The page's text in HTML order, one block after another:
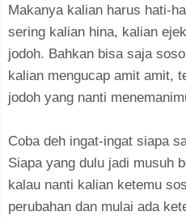
Makanya kalian harus hati-
sering kalian hina, kalian
jodoh. Bahkan bisa saja
kalian mengucap amit amit,
jodoh yang nanti
Coba deh ingat-ingat siapa
Siapa yang dulu jadi musuh
kalau nanti kalian ketemu
perubahan dan mulai ada